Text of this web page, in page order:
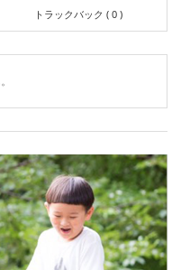
トラックバック ( 0 )